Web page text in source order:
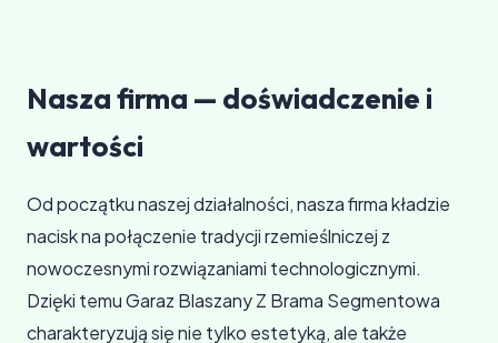
Nasza firma — doświadczenie i
wartości
Od początku naszej działalności, nasza firma kładzie
nacisk na połączenie tradycji rzemieślniczej z
nowoczesnymi rozwiązaniami technologicznymi.
Dzięki temu Garaz Blaszany Z Brama Segmentowa
charakteryzują się nie tylko estetyką, ale także